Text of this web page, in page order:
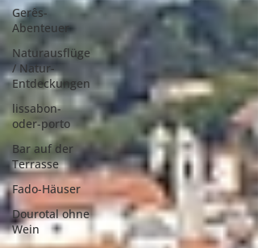
Gerês-
Abenteuer
Naturausflüge
/ Natur-
Entdeckungen
lissabon-
oder-porto
Bar auf der
Terrasse
Fado-Häuser
Dourotal ohne
Wein